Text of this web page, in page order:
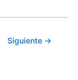
Siguiente →